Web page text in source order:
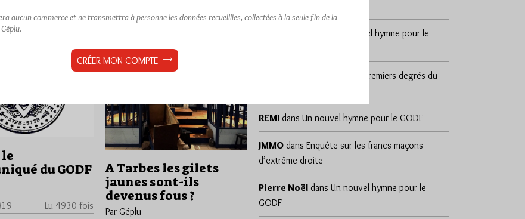
commentaires
DansDivers 3 commentaires
du GODF
Lu 4930 fois
A Tarbes les gilets
jaunes sont-ils
devenus fous ?
Par Géplu
Un nouvel hymne pour le
Les 18 premiers degrés du
REMI dans Un nouvel hymne pour le GODF
JMMO dans Enquête sur les francs-maçons
d’extrême droite
Pierre Noël dans Un nouvel hymne pour le
GODF
aucun commerce et ne transmettra à personne les données recueillies, collectées à la seule fin de la
Géplu.
CRÉER MON COMPTE